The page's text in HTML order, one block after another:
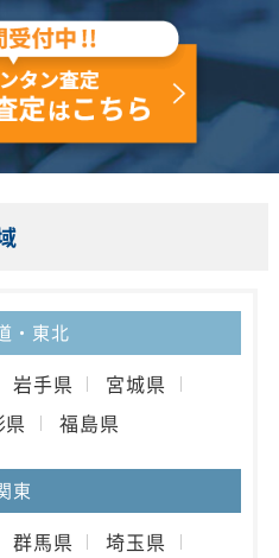
・東北
岩手県
宮城県
県 福島県
東
群馬県
埼玉県